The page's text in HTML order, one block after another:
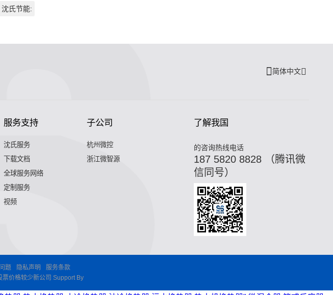
沈氏节能:
简体中文
服务支持
沈氏服务
下载文档
全球服务网络
定制服务
视频
子公司
杭州微控
浙江微智源
了解我国
的咨询热线电话
187 5820 8828 （腾讯微
信同号）
题 隐私声明
服务条款
价格较少新公司 Support By